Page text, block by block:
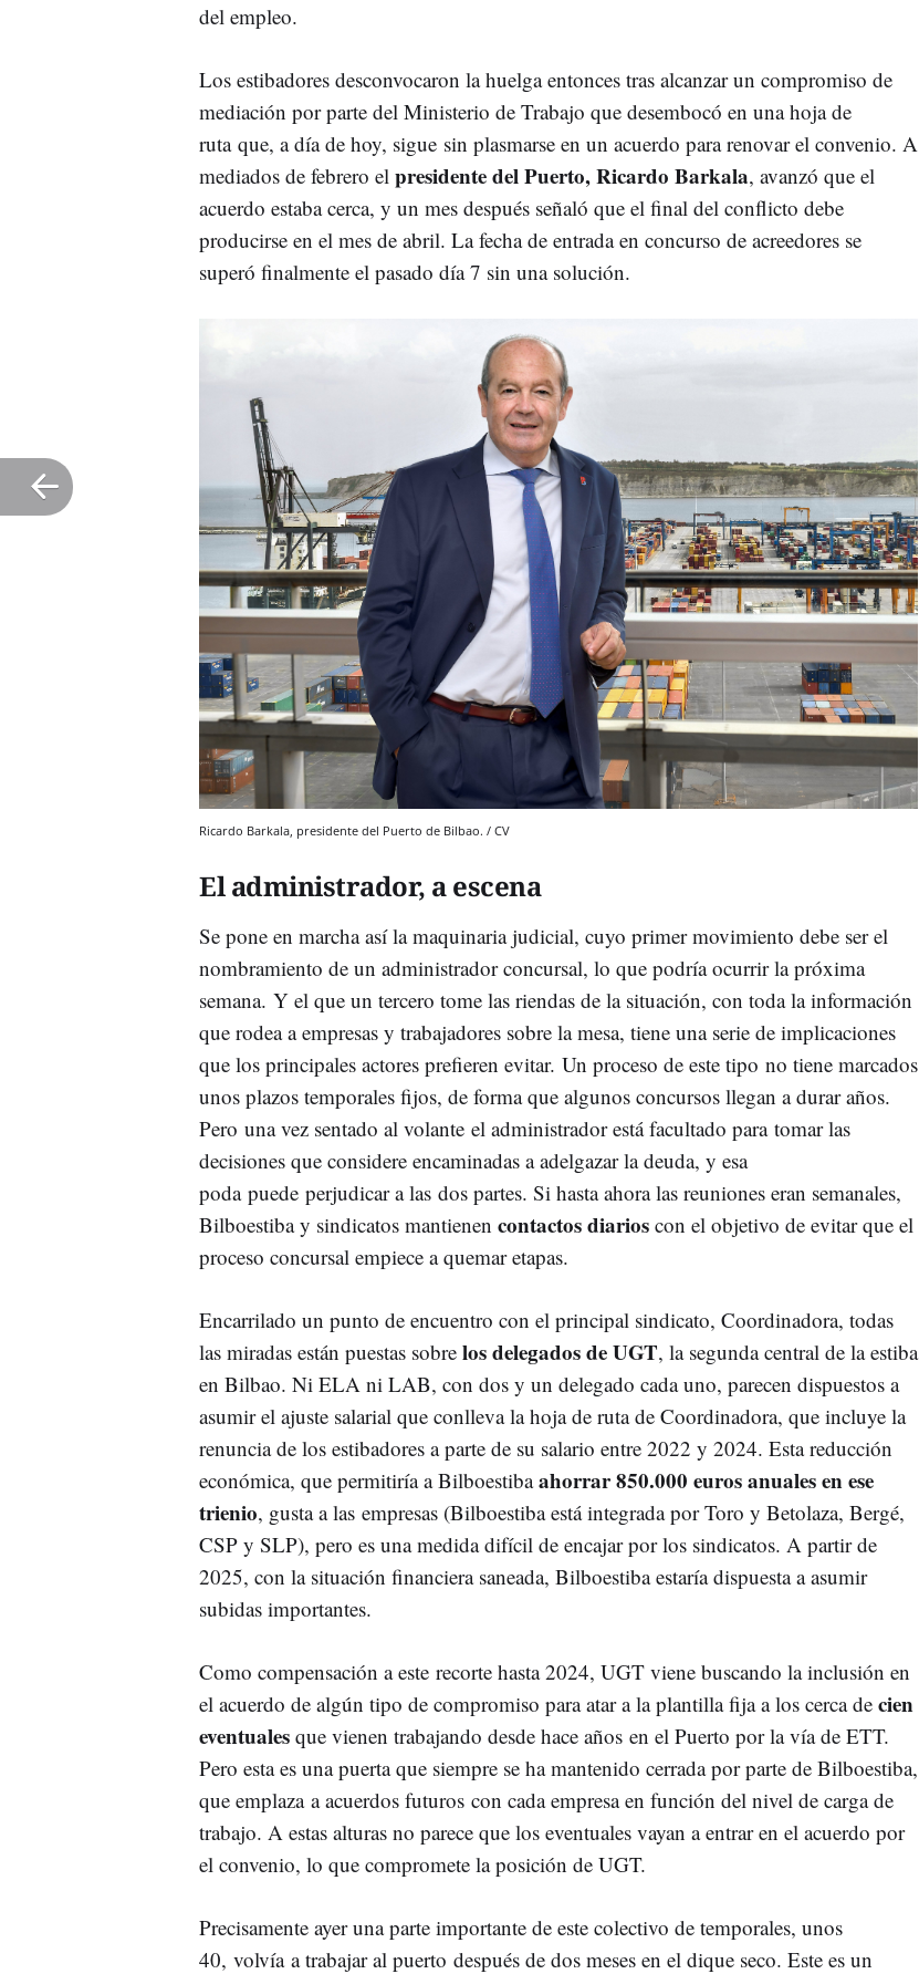
del empleo.
Los estibadores desconvocaron la huelga entonces tras alcanzar un compromiso de
mediación por parte del Ministerio de Trabajo que desembocó en una hoja de
ruta que, a día de hoy, sigue sin plasmarse en un acuerdo para renovar el convenio. A
mediados de febrero el presidente del Puerto, Ricardo Barkala, avanzó que el
acuerdo estaba cerca, y un mes después señaló que el final del conflicto debe
producirse en el mes de abril. La fecha de entrada en concurso de acreedores se
superó finalmente el pasado día 7 sin una solución.
Ricardo Barkala, presidente del Puerto de Bilbao. / CV
El administrador, a escena
Se pone en marcha así la maquinaria judicial, cuyo primer movimiento debe ser el
nombramiento de un administrador concursal, lo que podría ocurrir la próxima
semana. Y el que un tercero tome las riendas de la situación, con toda la información
que rodea a empresas y trabajadores sobre la mesa, tiene una serie de implicaciones
que los principales actores prefieren evitar. Un proceso de este tipo no tiene marcados
unos plazos temporales fijos, de forma que algunos concursos llegan a durar años.
Pero una vez sentado al volante el administrador está facultado para tomar las
decisiones que considere encaminadas a adelgazar la deuda, y esa
poda puede perjudicar a las dos partes. Si hasta ahora las reuniones eran semanales,
Bilboestiba y sindicatos mantienen contactos diarios con el objetivo de evitar que el
proceso concursal empiece a quemar etapas.
Encarrilado un punto de encuentro con el principal sindicato, Coordinadora, todas
las miradas están puestas sobre los delegados de UGT, la segunda central de la estiba
en Bilbao. Ni ELA ni LAB, con dos y un delegado cada uno, parecen dispuestos a
asumir el ajuste salarial que conlleva la hoja de ruta de Coordinadora, que incluye la
renuncia de los estibadores a parte de su salario entre 2022 y 2024. Esta reducción
económica, que permitiría a Bilboestibaahorrar 850.000 euros anuales en ese
trienio, gusta a las empresas (Bilboestiba está integrada por Toro y Betolaza, Bergé,
CSP y SLP), pero es una medida difícil de encajar por los sindicatos. A partir de
2025, con la situación financiera saneada, Bilboestiba estaría dispuesta a asumir
subidas importantes.
Como compensación a este recorte hasta 2024, UGT viene buscando la inclusión en
el acuerdo de algún tipo de compromiso para atar a la plantilla fija a los cerca de cien
eventuales que vienen trabajando desde hace años en el Puerto por la vía de ETT.
Pero esta es una puerta que siempre se ha mantenido cerrada por parte de Bilboestiba,
que emplaza a acuerdos futuros con cada empresa en función del nivel de carga de
trabajo. A estas alturas no parece que los eventuales vayan a entrar en el acuerdo por
el convenio, lo que compromete la posición de UGT.
Precisamente ayer una parte importante de este colectivo de temporales, unos
40, volvía a trabajar al puerto después de dos meses en el dique seco. Este es un